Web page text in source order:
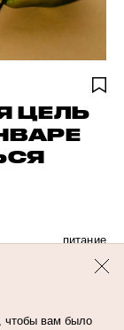
ЦЕЛЬ
питание
чтобы вам было